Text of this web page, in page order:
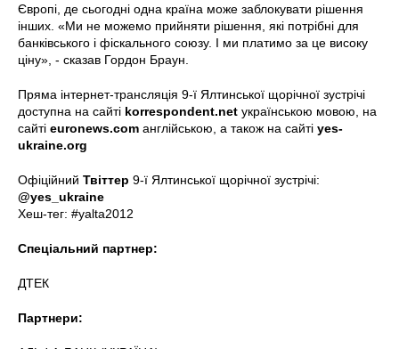
Європі, де сьогодні одна країна може заблокувати рішення
інших. «Ми не можемо прийняти рішення, які потрібні для
банківського і фіскального союзу. І ми платимо за це високу
ціну», - сказав Гордон Браун.
Пряма інтернет-трансляція 9-ї Ялтинської щорічної зустрічі
доступна на сайті korrespondent.net українською мовою, на
сайті euronews.com англійською, а також на сайті yes-
ukraine.org
Офіційний Твіттер 9-ї Ялтинської щорічної зустрічі:
@yes_ukraine
Хеш-тег: #yalta2012
Спеціальний партнер:
ДТЕК
Партнери: